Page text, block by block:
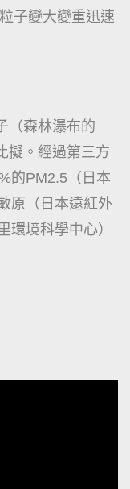
子變大變重迅速
（森林瀑布的
擬。經過第三方
的PM2.5（日本
原（日本遠紅外
環境科學中心）